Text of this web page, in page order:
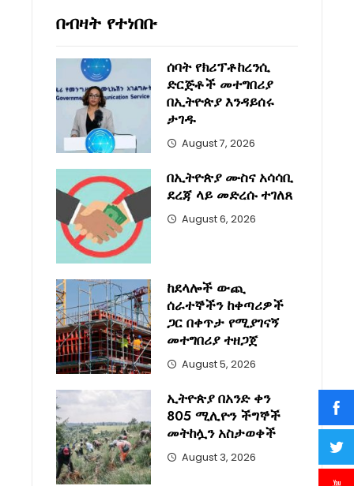
በብዛት የተነበቡ
ሰባት የክሪፕቶከረንሲ
ድርጅቶች መተግበሪያ
በኢትዮጵያ እንዳይሰሩ
ታገዱ
August 7, 2026
በኢትዮጵያ ሙስና አሳሳቢ
ደረጃ ላይ መድረሱ ተገለጸ
August 6, 2026
ከደላሎች ውጪ
ሰራተኞችን ከቀጣሪዎች
ጋር በቀጥታ የሚያገናኝ
መተግበሪያ ተዘጋጀ
August 5, 2026
ኢትዮጵያ በአንድ ቀን
805 ሚሊዮን ችግኞች
መትከሏን አስታወቀች
August 3, 2026